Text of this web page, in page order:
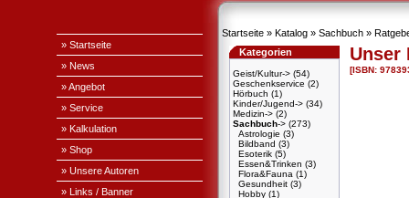
» Startseite
» News
» Angebot
» Service
» Kalkulation
» Shop
» Unsere Autoren
» Links / Banner
Startseite » Katalog » Sachbuch »
Kategorien
Geist/Kultur-> (54)
Geschenkservice (2)
Hörbuch (1)
Kinder/Jugend-> (34)
Medizin-> (2)
Sachbuch-> (273)
Astrologie (3)
Bildband (3)
Esoterik (5)
Essen&Trinken (3)
Flora&Fauna (1)
Gesundheit (3)
Hobby (1)
Unser
[ISBN: